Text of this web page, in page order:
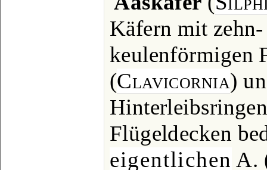
Käfern mit
keulenförmigen
(Clavicornia)
Flügeldecken
eigentlichen A.